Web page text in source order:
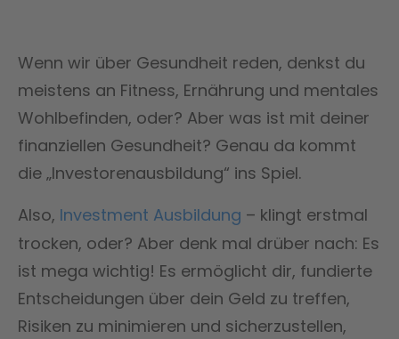
Wenn wir über Gesundheit reden, denkst du
meistens an Fitness, Ernährung und mentales
Wohlbefinden, oder? Aber was ist mit deiner
finanziellen Gesundheit? Genau da kommt
die „Investorenausbildung“ ins Spiel.
Also, Investment Ausbildung – klingt erstmal
trocken, oder? Aber denk mal drüber nach: Es
ist mega wichtig! Es ermöglicht dir, fundierte
Entscheidungen über dein Geld zu treffen,
Risiken zu minimieren und sicherzustellen,